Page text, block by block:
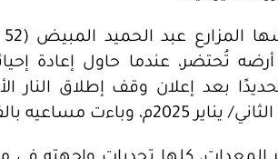
تُحتضر، عندما حاول إعادة
في مطلع فبراير 2025م -تحديدًا بعد إعلان وقف
مساعيه بالفشل.